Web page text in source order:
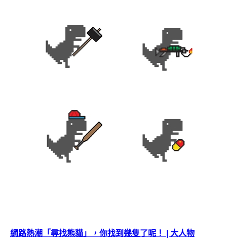
網路熱潮「尋找熊貓」，你找到幾隻了呢！ | 大人物